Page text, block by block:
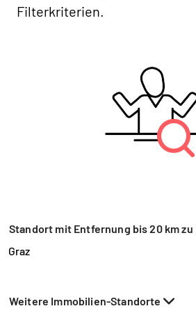
Filterkriterien.
Standort mit Entfernung bis 20 km
Graz
Weitere Immobilien-Standorte